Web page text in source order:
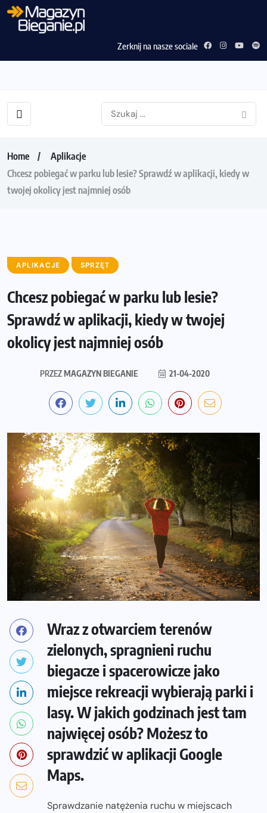
Zerknij na nasze sociale
Home
Aplikacje
Chcesz pobiegać w parku lub lesie? Sprawdź w aplikacji, kiedy w
twojej okolicy jest najmniej osób
APLIKACJE SPRZĘT
Chcesz pobiegać w parku lub lesie?
Sprawdź w aplikacji, kiedy w twojej
okolicy jest najmniej osób
PRZEZMAGAZYN BIEGANIE 21-04-2020
Wraz z otwarciem terenów
zielonych, spragnieni ruchu
biegacze i spacerowicze jako
miejsce rekreacji wybierają parki i
lasy. W jakich godzinach jest tam
najwięcej osób? Możesz to
sprawdzić w aplikacji Google
Maps.
Sprawdzanie natężenia ruchu w miejscach